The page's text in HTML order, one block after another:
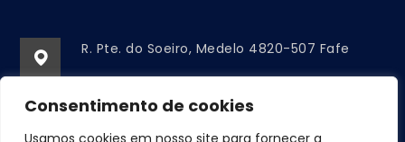
Consentimento de cookies
Usamos cookies em nosso site para fornecer a
R. Pte. do Soeiro, Medelo 4820-507 Fafe
faftir2@gmail.com